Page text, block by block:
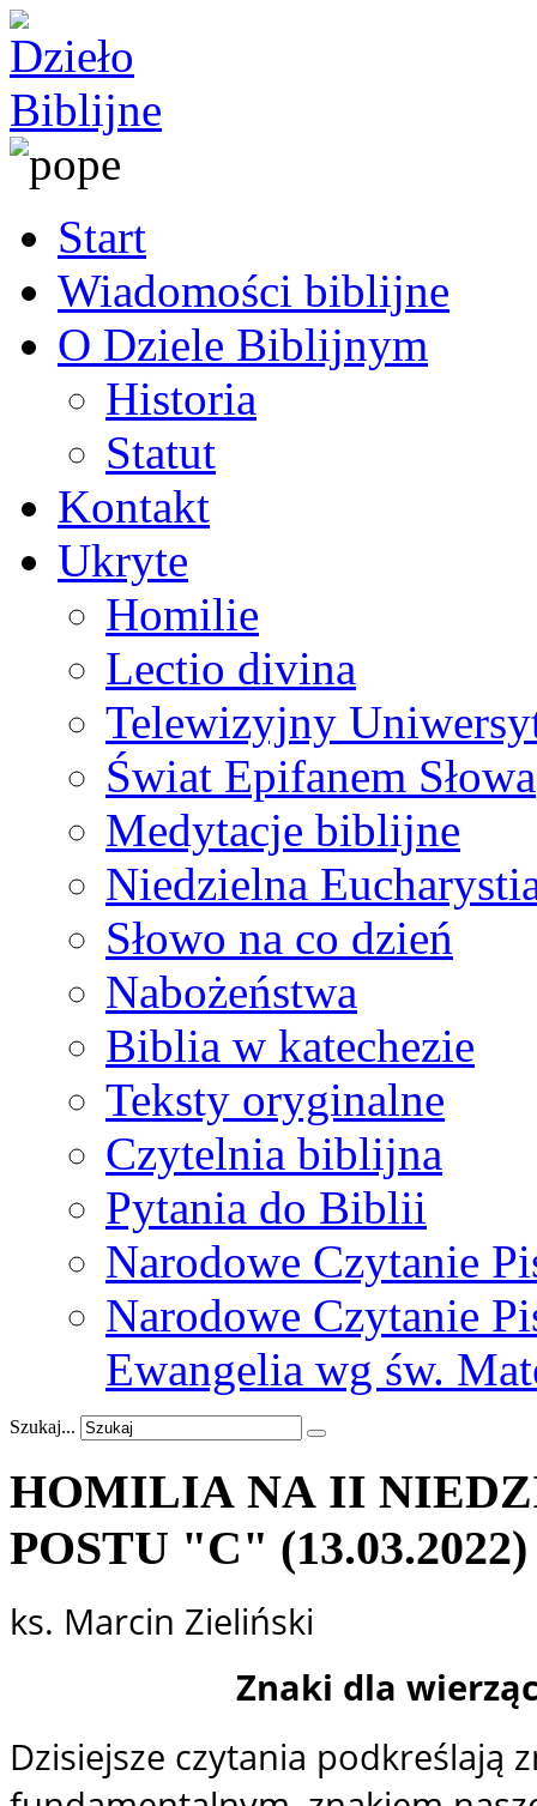
Start
Wiadomości biblijne
O Dziele Biblijnym
Historia
Statut
Kontakt
Ukryte
Homilie
Lectio divina
Telewizyjny
Świat Epifanem Słowa
Medytacje biblijne
Niedzielna
Słowo na co dzień
Nabożeństwa
Biblia w katechezie
Teksty oryginalne
Czytelnia biblijna
Pytania do Biblii
Narodowe Czytanie
Narodowe Czytanie
Ewangelia wg św.
Szukaj...
HOMILIA NA II
POSTU "C" (13.03.2022)
ks. Marcin Zieliński
Znaki dla
Dzisiejsze czytania podkreślają